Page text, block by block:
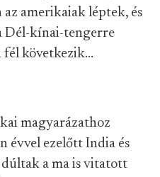
amerikaiak léptek, és
Dél-kínai-tengerre
következik…
magyarázathoz
évvel ezelőtt India és
a ma is vitatott